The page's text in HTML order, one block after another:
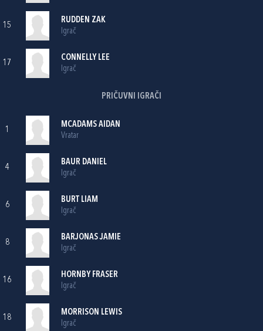
15
RUDDEN ZAK
Igrač
17
CONNELLY LEE
Igrač
PRIČUVNI IGRAČI
1
MCADAMS AIDAN
Vratar
4
BAUR DANIEL
Igrač
6
BURT LIAM
Igrač
8
BARJONAS JAMIE
Igrač
16
HORNBY FRASER
Igrač
18
MORRISON LEWIS
Igrač